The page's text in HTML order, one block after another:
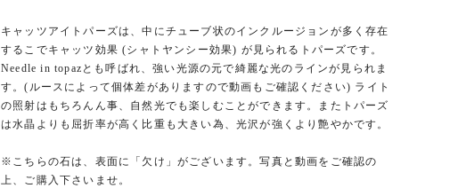
キャッツアイトパーズは、中にチューブ状のインクルージョンが多く存在
するこでキャッツ効果 (シャトヤンシー効果) が見られるトパーズです。
Needle in topazとも呼ばれ、強い光源の元で綺麗な光のラインが見られま
す。(ルースによって個体差がありますので動画もご確認ください) ライト
の照射はもちろんん事、自然光でも楽しむことができます。またトパーズ
は水晶よりも屈折率が高く比重も大きい為、光沢が強くより艶やかです。
※こちらの石は、表面に「欠け」がございます。写真と動画をご確認の
上、ご購入下さいませ。